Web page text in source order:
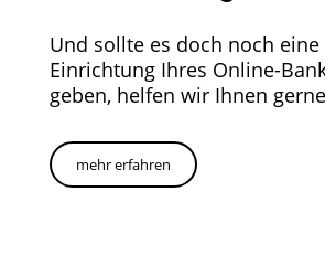
Und sollte es doch noch eine
Einrichtung Ihres Online-
geben, helfen wir Ihnen
mehr erfahren